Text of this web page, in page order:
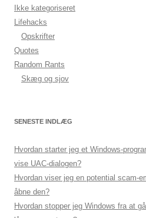
Ikke kategoriseret
Lifehacks
Opskrifter
Quotes
Random Rants
Skæg og sjov
SENESTE INDLÆG
Hvordan starter jeg et Windows-
vise UAC-dialogen?
Hvordan viser jeg en potential scam-
åbne den?
Hvordan stopper jeg Windows fra at